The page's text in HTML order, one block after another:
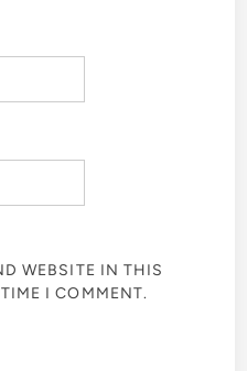
WEBSITE IN THIS
I COMMENT.